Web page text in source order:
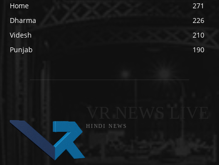
Home
271
Dharma
226
Videsh
210
Punjab
190
HINDI NEWS